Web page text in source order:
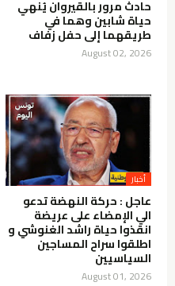
حادث مرور بالقيروان يُنهي
حياة شابين وهما في
طريقهما إلى حفل زفاف
August 02, 2026
أخبار
عاجل : حركة النهضة تدعو
الي الإمضاء على عريضة
انقذوا حياة راشد الغنوشي و
اطلقوا سراح المساجين
السياسيين
August 01, 2026